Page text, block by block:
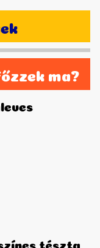
ma?
tészta